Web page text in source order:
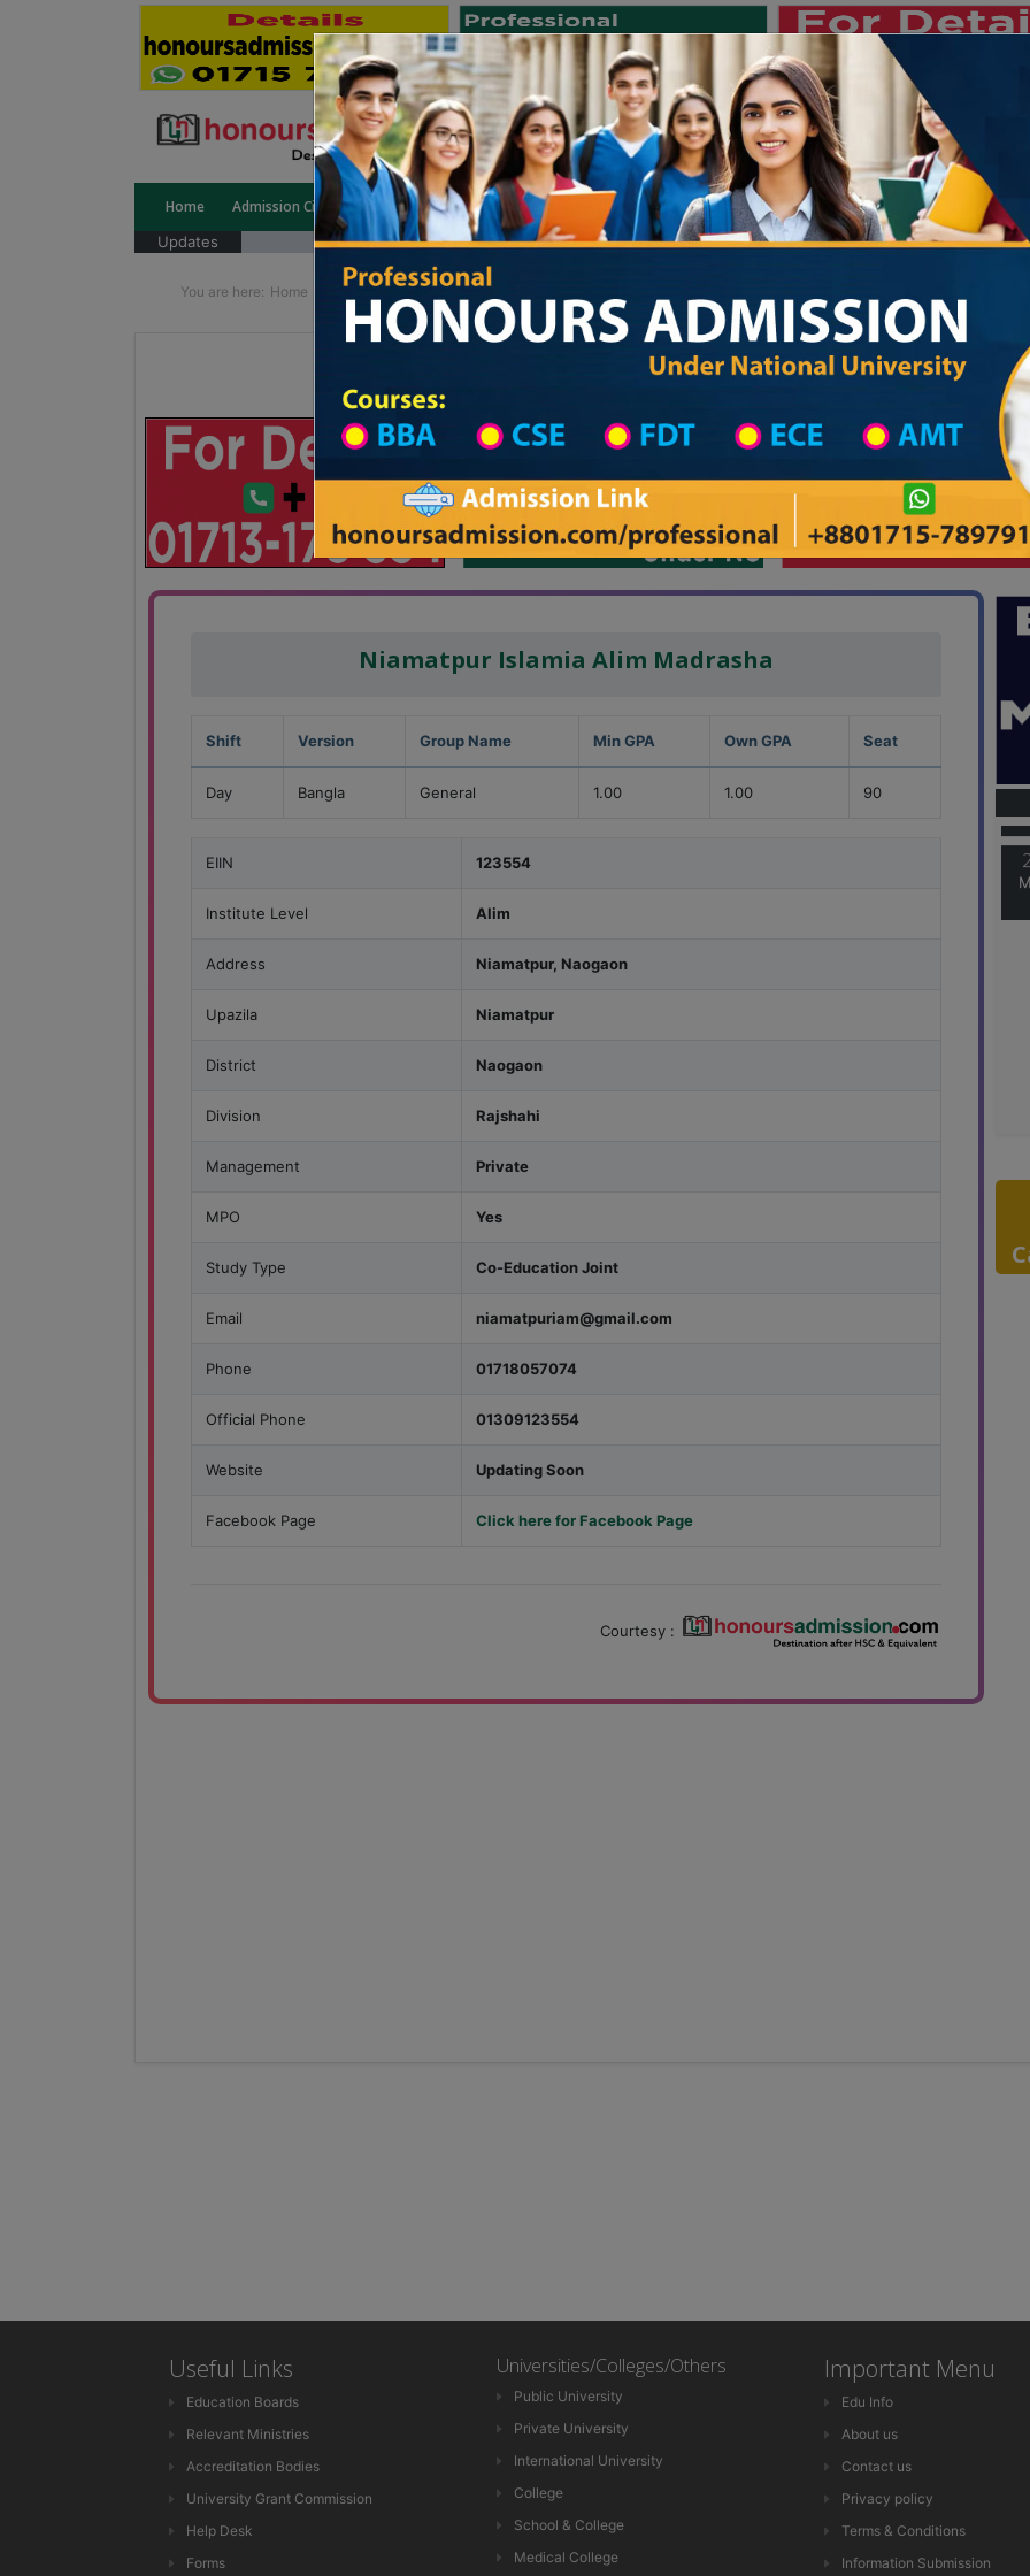
Home Admission Circular Public University Private University International University University College
Updates জাতীয় বিশ্ববিদ্যালয় ২০২৫-২৬ শিক্ষাবর্ষের ১ম
You are here: Home Division List Madrasah in Naogaon District
Private University Admission
Niamatpur Islamia Alim Madrasha
Shift Version Group Name Min GPA Own GPA Seat
Day Bangla General 1.00 1.00 90
EIIN 123554
Institute Level Alim
Address Niamatpur, Naogaon
Upazila Niamatpur
District Naogaon
Division Rajshahi
Management Private
MPO Yes
Study Type Co-Education Joint
Email niamatpuriam@gmail.com
Phone 01718057074
Official Phone 01309123554
Website Updating Soon
Facebook Page Click here for Facebook Page
Courtesy :
Useful Links
Education Boards
Relevant Ministries
Accreditation Bodies
University Grant Commission
Help Desk
Forms
Universities/Colleges/Others
Public University
Private University
International University
College
School & College
Medical College
Important Menu
Edu Info
About us
Contact us
Privacy policy
Terms & Conditions
Information Submission